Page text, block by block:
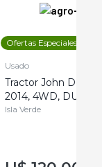
Ofertas Especiales
Usado
Tractor John Deere
2014, 4WD, DUAL
Isla Verde